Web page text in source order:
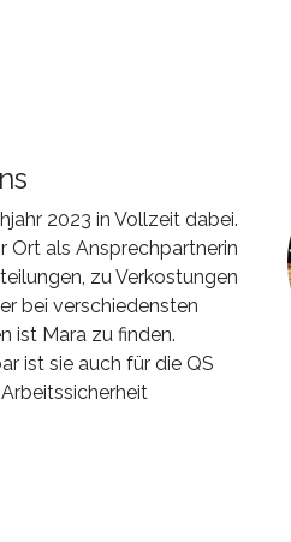
2023 in Vollzeit dabei.
Ort als Ansprechpartnerin
zu Verkostungen
bei verschiedensten
ist Mara zu finden.
ist sie auch für die QS